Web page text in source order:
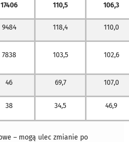
17406 110,5 106,3
9484 118,4 110,0
7838 103,5 102,6
46 69,7 107,0
38 34,5 46,9
– mogą ulec zmianie po